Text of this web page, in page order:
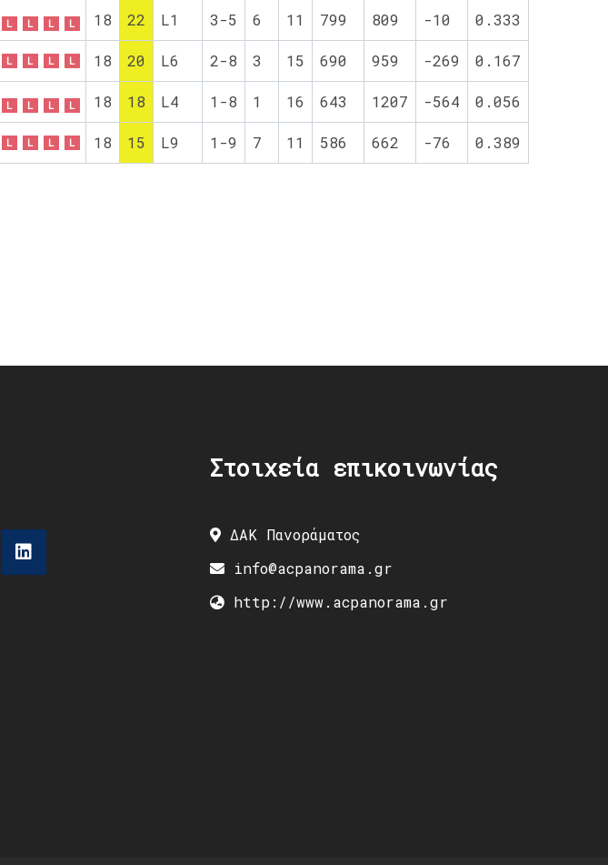
L L L L 18 22 L1 3-5 6 11 799 809 -10 0.333
L L L L 18 20 L6 2-8 3 15 690 959 -269 0.167
L L L L 18 18 L4 1-8 1 16 643 1207 -564 0.056
L L L L 18 15 L9 1-9 7 11 586 662 -76 0.389
Στοιχεία επικοινωνίας
ΔΑΚ Πανοράματος
info@acpanorama.gr
http://www.acpanorama.gr